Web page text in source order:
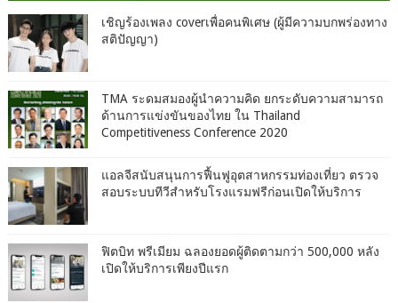
เชิญร้องเพลง coverเพื่อคนพิเศษ (ผู้มีความบกพร่องทาง
สติปัญญา)
TMA ระดมสมองผู้นำความคิด ยกระดับความสามารถ
ด้านการแข่งขันของไทย ใน Thailand
Competitiveness Conference 2020
แอลจีสนับสนุนการฟื้นฟูอุตสาหกรรมท่องเที่ยว ตรวจ
สอบระบบทีวีสำหรับโรงแรมฟรีก่อนเปิดให้บริการ
ฟิตบิท พรีเมียม ฉลองยอดผู้ติดตามกว่า 500,000 หลัง
เปิดให้บริการเพียงปีแรก